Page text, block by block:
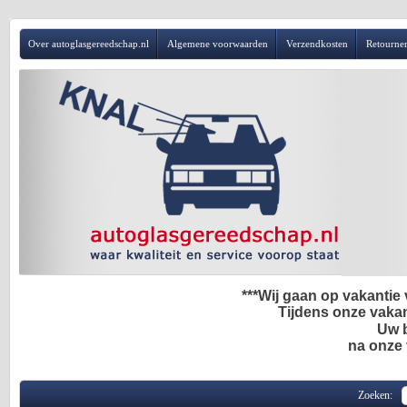
Over autoglasgereedschap.nl Algemene voorwaarden Verzendkosten
***Wij gaan op vakantie
Tijdens onze
Uw
na
Zoeken: